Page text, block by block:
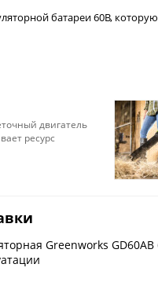
батареи 60В,
двигатель
ресурс
Greenworks GD60AB